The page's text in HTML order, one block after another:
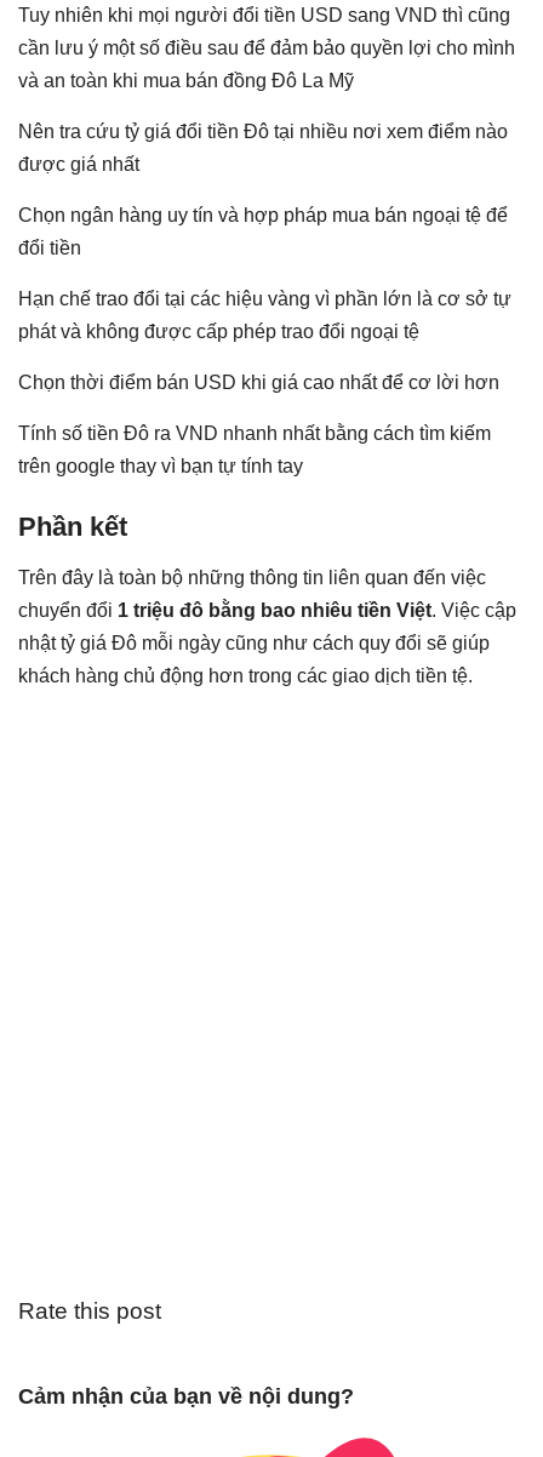
Tuy nhiên khi mọi người đổi tiền USD sang VND thì cũng
cần lưu ý một số điều sau để đảm bảo quyền lợi cho mình
và an toàn khi mua bán đồng Đô La Mỹ
Nên tra cứu tỷ giá đổi tiền Đô tại nhiều nơi xem điểm nào
được giá nhất
Chọn ngân hàng uy tín và hợp pháp mua bán ngoại tệ để
đổi tiền
Hạn chế trao đổi tại các hiệu vàng vì phần lớn là cơ sở tự
phát và không được cấp phép trao đổi ngoại tệ
Chọn thời điểm bán USD khi giá cao nhất để cơ lời hơn
Tính số tiền Đô ra VND nhanh nhất bằng cách tìm kiếm
trên google thay vì bạn tự tính tay
Phần kết
Trên đây là toàn bộ những thông tin liên quan đến việc
chuyển đổi 1 triệu đô bằng bao nhiêu tiền Việt. Việc cập
nhật tỷ giá Đô mỗi ngày cũng như cách quy đổi sẽ giúp
khách hàng chủ động hơn trong các giao dịch tiền tệ.
Rate this post
Cảm nhận của bạn về nội dung?